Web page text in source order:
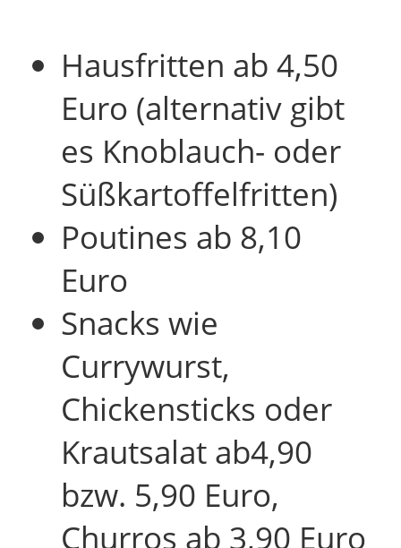
Hausfritten ab 4,50
Euro (alternativ gibt
es Knoblauch- oder
Süßkartoffelfritten)
Poutines ab 8,10
Euro
Snacks wie
Currywurst,
Chickensticks oder
Krautsalat ab4,90
bzw. 5,90 Euro,
Churros ab 3,90 Euro